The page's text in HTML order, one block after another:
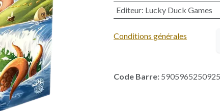
Editeur: Lucky Duck Games
Conditions générales
Code Barre: 5905965250925